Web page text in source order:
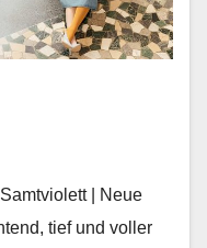
| Neue
tief und voller